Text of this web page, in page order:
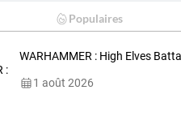
Populaires
WARHAMMER : High Elves
1 août 2026